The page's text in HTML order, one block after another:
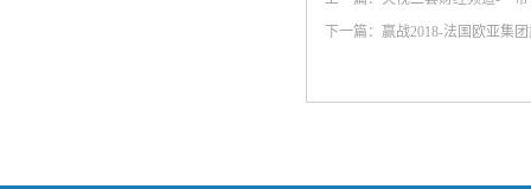
下一篇： 赢战2018-法国欧亚集